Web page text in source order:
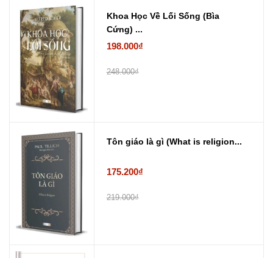
Khoa Học Về Lối Sống (Bìa
Cứng) ...
198.000₫
248.000₫
Tôn giáo là gì (What is religion...
175.200₫
219.000₫